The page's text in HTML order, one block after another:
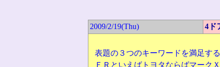
2009/2/19(Thu) 4
表題の３つのキーワードを満足す
ＦＲといえばトヨタならばマーク